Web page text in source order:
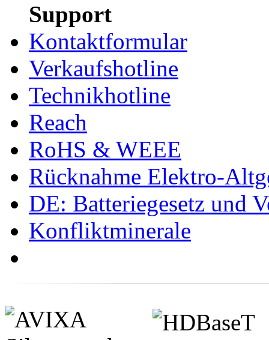
Support
Kontaktformular
Verkaufshotline
Technikhotline
Reach
RoHS & WEEE
Rücknahme Elektro-
DE: Batteriegesetz und
Konfliktminerale